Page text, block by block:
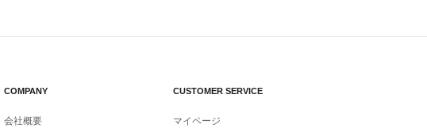
COMPANY
会社概要
CUSTOMER SERVICE
マイページ